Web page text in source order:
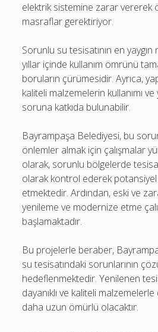
elektrik sistemine zarar vererek
masraflar gerektiriyor.
Sorunlu su tesisatının en
yıllar içinde kullanım ömrünü
boruların çürümesidir. Ayrıca,
kaliteli malzemelerin kullanımı
soruna katkıda bulunabilir.
Bayrampaşa Belediyesi, bu
önlemler almak için çalışmalar
olarak, sorunlu bölgelerde
olarak kontrol ederek
etmektedir. Ardından, eski ve
yenileme ve modernize etme
başlamaktadır.
Bu projelerle beraber,
su tesisatındaki sorunlarının
hedeflenmektedir. Yenilenen
dayanıklı ve kaliteli
daha uzun ömürlü olacaktır.